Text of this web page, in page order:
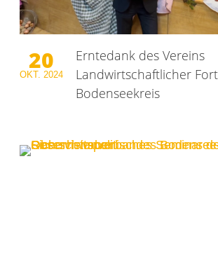
20
OKT. 2024
Erntedank des Vereins
Landwirtschaftlicher
Bodenseekreis